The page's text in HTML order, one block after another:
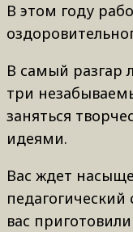
В этом году
В самый разгар
три
заняться
идеями.
Вас ждет
вас